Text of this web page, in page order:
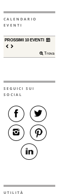
CALENDARIO
EVENTI
PROSSIMI 10 EVENTI
Trova
SEGUICI SUI
SOCIAL
UTILITÀ